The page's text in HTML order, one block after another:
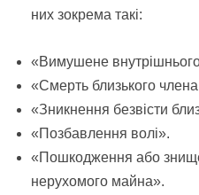
них зокрема такі:
«Вимушене
«Смерть близького члена
«Зникнення безвісти
«Позбавлення волі».
«Пошкодження або
нерухомого майна».